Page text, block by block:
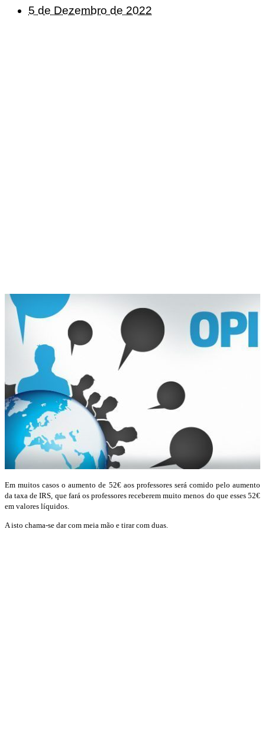
5 de Dezembro de 2022
Em muitos casos o aumento de 52€ aos professores será comido pelo aumento
da taxa de IRS, que fará os professores receberem muito menos do que esses 52€
em valores líquidos.
A isto chama-se dar com meia mão e tirar com duas.